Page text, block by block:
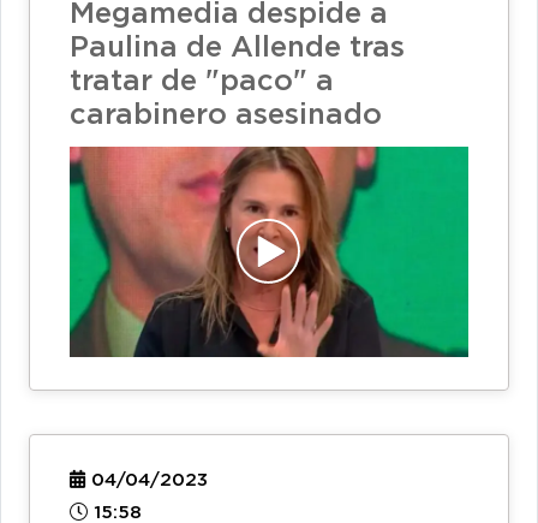
Megamedia despide a
Paulina de Allende tras
tratar de "paco" a
carabinero asesinado
04/04/2023
15:58